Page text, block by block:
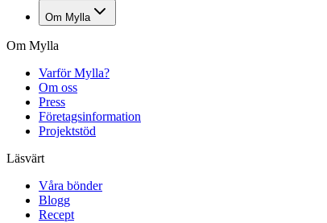
Om Mylla
Om Mylla
Varför Mylla?
Om oss
Press
Företagsinformation
Projektstöd
Läsvärt
Våra bönder
Blogg
Recept